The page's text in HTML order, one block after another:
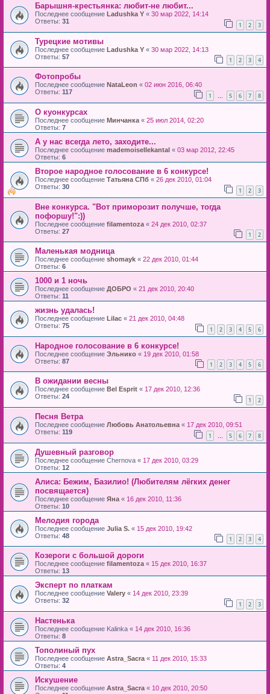
Барышня-крестьянка: любит-не любит...
Последнее сообщение Ladushka Y « 30 мар 2022, 14:14
Ответы: 31 1 2 3
Турецкие мотивы
Последнее сообщение Ladushka Y « 30 мар 2022, 14:13
Ответы: 57 1 2 3 4
Фотопробы
Последнее сообщение NataLeon « 02 июн 2016, 06:40
Ответы: 117 1 … 5 6 7 8
О куонкурсах
Последнее сообщение Минчанка « 25 июл 2014, 02:20
Ответы: 7
А у нас всегда лето, заходите...
Последнее сообщение mademoisellekantal « 03 мар 2012, 22:45
Ответы: 6
Второе народное голосование в 6 конкурсе!
Последнее сообщение Татьяна СПб « 26 дек 2010, 01:04
Ответы: 30 1 2 3
Вне конкурса. "Вот приморозит получше, тогда
пофоршу!":))
Последнее сообщение filamentoza « 24 дек 2010, 02:37
Ответы: 27 1 2
Маленькая модница
Последнее сообщение shomayk « 22 дек 2010, 01:44
Ответы: 6
1000 и 1 ночь
Последнее сообщение ДОБРО « 21 дек 2010, 20:40
Ответы: 11
жизнь удалась!
Последнее сообщение Lilac « 21 дек 2010, 04:48
Ответы: 75 1 2 3 4 5 6
Народное голосование в 6 конкурсе!
Последнее сообщение Эльнико « 19 дек 2010, 01:58
Ответы: 87 1 2 3 4 5 6
В ожидании весны
Последнее сообщение Bel Esprit « 17 дек 2010, 12:36
Ответы: 24 1 2
Песня Ветра
Последнее сообщение Любовь Анатольевна « 17 дек 2010, 09:51
Ответы: 119 1 … 5 6 7 8
Душевный разговор
Последнее сообщение Chernova « 17 дек 2010, 03:29
Ответы: 12
Алиса: Бежим, Базилио! (Любителям лёгких денег
посвящается)
Последнее сообщение Яна « 16 дек 2010, 11:36
Ответы: 10
Мелодия города
Последнее сообщение Julia S. « 15 дек 2010, 19:42
Ответы: 48 1 2 3 4
Козероги с большой дороги
Последнее сообщение filamentoza « 15 дек 2010, 16:37
Ответы: 13
Эксперт по платкам
Последнее сообщение Valery « 14 дек 2010, 23:39
Ответы: 32 1 2 3
Настенька
Последнее сообщение Kalinka « 14 дек 2010, 16:36
Ответы: 8
Тополиный пух
Последнее сообщение Astra_Sacra « 11 дек 2010, 15:33
Ответы: 4
Искушение
Последнее сообщение Astra_Sacra « 10 дек 2010, 20:50